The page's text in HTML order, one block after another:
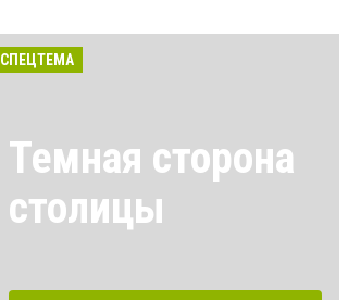
СПЕЦТЕМА
Темная сторона
столицы